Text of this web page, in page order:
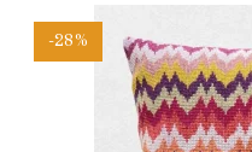
-28%